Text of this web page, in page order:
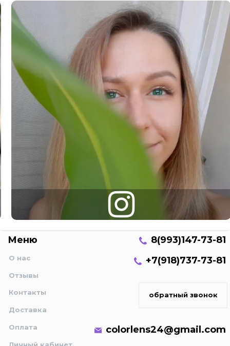
Меню
О нас
Отзывы
Контакты
Доставка
Оплата
Личный кабинет
8(993)147-73-81
+7(918)737-73-81
обратный звонок
colorlens24@gmail.com